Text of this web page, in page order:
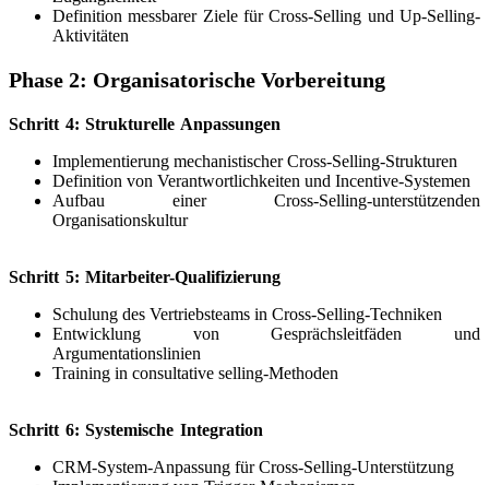
Definition messbarer Ziele für Cross-Selling und Up-Selling-
Aktivitäten
Phase 2: Organisatorische Vorbereitung
Schritt 4: Strukturelle Anpassungen
Implementierung mechanistischer Cross-Selling-Strukturen
Definition von Verantwortlichkeiten und Incentive-Systemen
Aufbau einer Cross-Selling-unterstützenden
Organisationskultur
Schritt 5: Mitarbeiter-Qualifizierung
Schulung des Vertriebsteams in Cross-Selling-Techniken
Entwicklung von Gesprächsleitfäden und
Argumentationslinien
Training in consultative selling-Methoden
Schritt 6: Systemische Integration
CRM-System-Anpassung für Cross-Selling-Unterstützung